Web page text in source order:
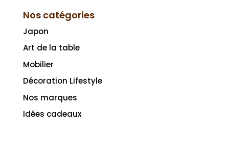
Nos catégories
Japon
Art de la table
Mobilier
Décoration Lifestyle
Nos marques
Idées cadeaux